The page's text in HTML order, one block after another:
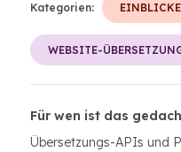
Kategorien:
WEBSITE-
Für wen ist das
Übersetzungs-APIs und